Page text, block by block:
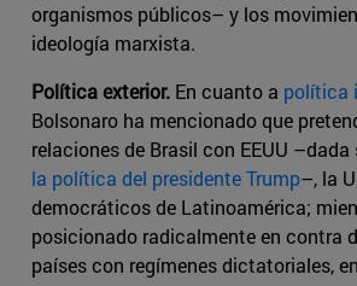
organismos públicos– y los
ideología marxista.
Política exterior. En cuanto a política
Bolsonaro ha mencionado que
relaciones de Brasil con EEUU –dada
la política del presidente Trump–, la
democráticos de Latinoamérica;
posicionado radicalmente en contra
países con regímenes dictatoriales,